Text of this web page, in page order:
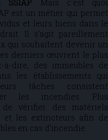
est un métier qui permet
et leurs biens dans le
Il s’agit pareillement
qui souhaitent devenir un
derniers œuvrent le plus
à-dire, des immeubles de
les établissements qui
tâches consistent
les incendies. Plus
de vérifier des matériels
et les extincteurs afin de
en cas d’incendie.